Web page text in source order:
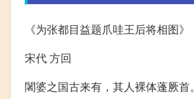
《为张都目益题爪哇王后将相图》
宋代 方回
闍婆之国古来有，其人裸体蓬厥首。